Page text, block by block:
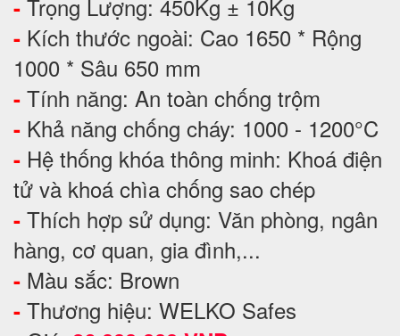
- Trọng Lượng: 450Kg ± 10Kg
- Kích thước ngoài: Cao 1650 * Rộng
1000 * Sâu 650 mm
- Tính năng: An toàn chống trộm
- Khả năng chống cháy: 1000 - 1200°C
- Hệ thống khóa thông minh: Khoá điện
tử và khoá chìa chống sao chép
- Thích hợp sử dụng: Văn phòng, ngân
hàng, cơ quan, gia đình,...
- Màu sắc: Brown
- Thương hiệu: WELKO Safes